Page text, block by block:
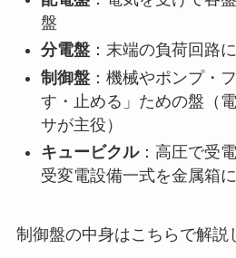
盤
分電盤：末端の負荷回路
制御盤：機械やポンプ・
す・止める」ための盤（
サが主役）
キュービクル：高圧で受
受変電設備一式を金属箱
制御盤の中身はこちらで解説